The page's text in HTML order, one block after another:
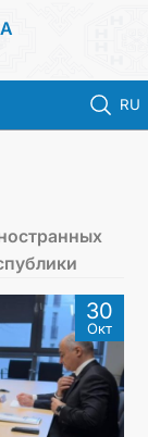
RU
30
Окт